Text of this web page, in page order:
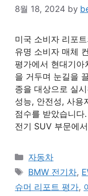
8월 18, 2024 by
미국 소비자 리포
유명 소비자 매체
평가에서 현대기아
을 거두며 눈길을
종을 대상으로 실
성능, 안전성, 사용
점수를 받았습니다
전기 SUV 부문에
Categories
자동차
Tags
BMW 전기차,
슈머 리포트 평가,